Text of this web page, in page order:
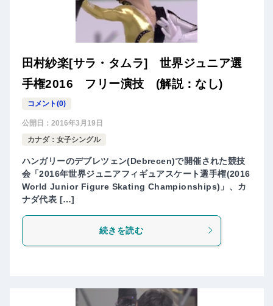
田村紗楽[サラ・タムラ] 世界ジュニア選
手権2016 フリー演技 (解説：なし)
コメント(0)
公開日： 2016年3月19日
カナダ：女子シングル
ハンガリーのデブレツェン(Debrecen)で開催された競技
会「2016年世界ジュニアフィギュアスケート選手権(2016
World Junior Figure Skating Championships)」、カ
ナダ代表 […]
続きを読む